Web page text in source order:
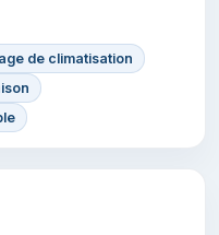
de climatisation